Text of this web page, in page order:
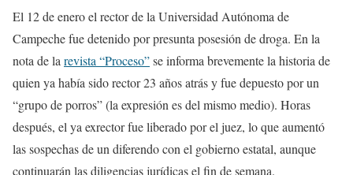
El 12 de enero el rector de la Universidad Autónoma de
Campeche fue detenido por presunta posesión de droga. En la
nota de la revista “Proceso”se informa brevemente la historia de
quien ya había sido rector 23 años atrás y fue depuesto por un
“grupo de porros” (la expresión es del mismo medio). Horas
después, el ya exrector fue liberado por el juez, lo que aumentó
las sospechas de un diferendo con el gobierno estatal, aunque
continuarán las diligencias jurídicas el fin de semana.